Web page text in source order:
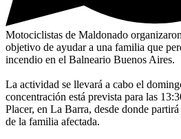
Motociclistas de Maldonado
objetivo de ayudar a una familia que
incendio en el Balneario Buenos Aires.
La actividad se llevará a cabo el
concentración está prevista para las
Placer, en La Barra, desde donde
de la familia afectada.